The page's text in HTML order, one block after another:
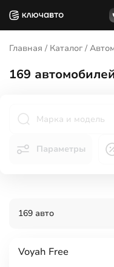
Главная / Каталог /
169
Параметры
169 авто
Voyah Free